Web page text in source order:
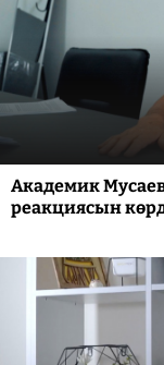
Академик
реакциясын